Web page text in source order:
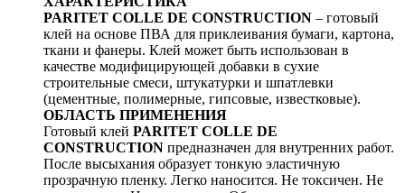
PARITET COLLE DE CONSTRUCTION – готовый
клей на основе ПВА для приклеивания бумаги, картона,
ткани и фанеры. Клей может быть использован в
качестве модифицирующей добавки в сухие
строительные смеси, штукатурки и шпатлевки
(цементные, полимерные, гипсовые, известковые).
ОБЛАСТЬ ПРИМЕНЕНИЯ
Готовый клей PARITET COLLE DE
CONSTRUCTION предназначен для внутренних работ.
После высыхания образует тонкую эластичную
прозрачную пленку. Легко наносится. Не токсичен. Не